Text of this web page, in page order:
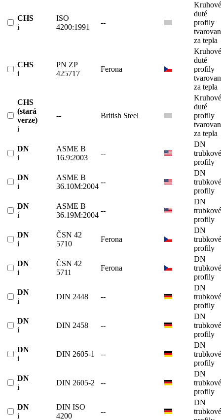
CHS
i
ISO
4200:1991
--
Kruhové
duté
profily
za tepla
CHS
i
PN ZP
425717
Ferona
Kruhové
duté
profily
za tepla
CHS
(stará
verze)
i
-- British Steel
Kruhové
duté
profily
za tepla
DN
i
ASME B
16.9:2003
--
DN
trubkové
profily
DN
i
ASME B
36.10M:2004
--
DN
trubkové
profily
DN
i
ASME B
36.19M:2004
--
DN
trubkové
profily
DN
i
ČSN 42
5710
Ferona
DN
trubkové
profily
DN
i
ČSN 42
5711
Ferona
DN
trubkové
profily
DN
i
DIN 2448 --
DN
trubkové
profily
DN
i
DIN 2458 --
DN
trubkové
profily
DN
i
DIN 2605-1 --
DN
trubkové
profily
DN
i
DIN 2605-2 --
DN
trubkové
profily
DN
i
DIN ISO
4200
--
DN
trubkové